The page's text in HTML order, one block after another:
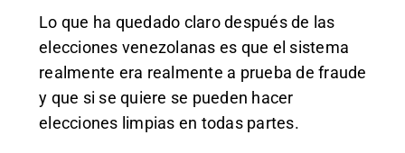
Lo que ha quedado claro después de las
elecciones venezolanas es que el sistema
realmente era realmente a prueba de fraude
y que si se quiere se pueden hacer
elecciones limpias en todas partes.